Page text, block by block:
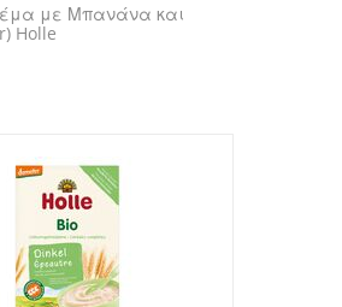
με Μπανάνα και
Holle